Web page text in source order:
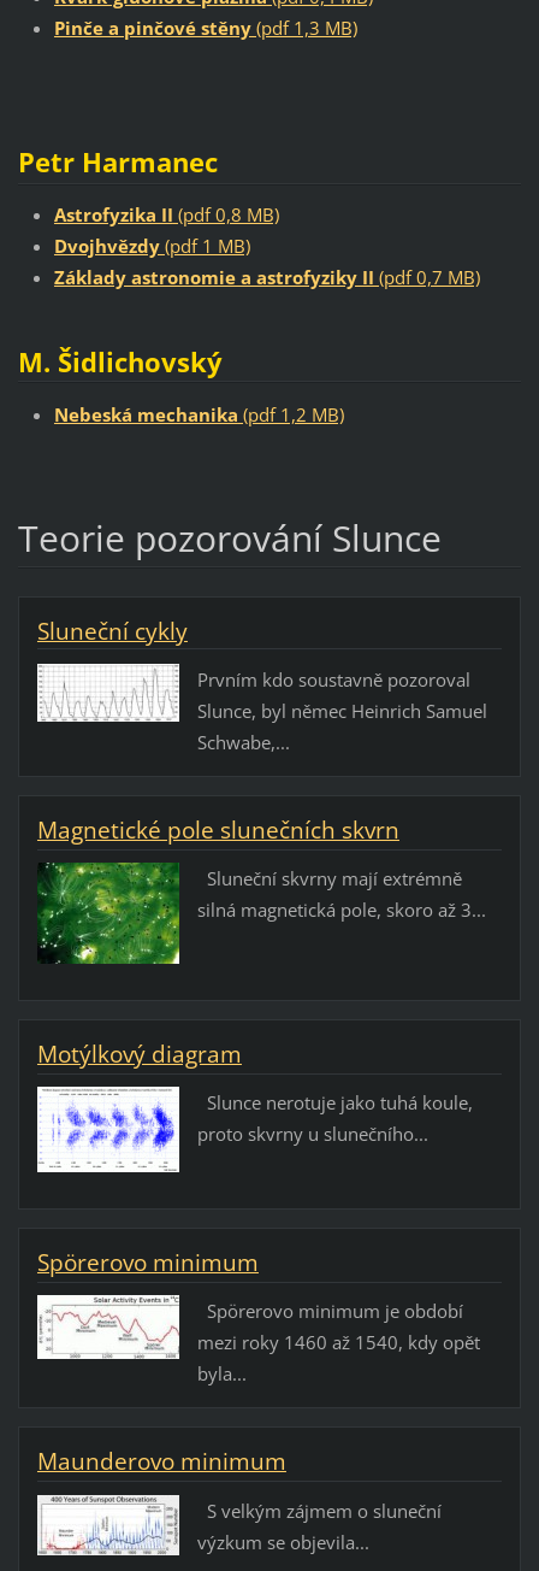
Pinče a pinčové stěny(pdf 1,3 MB)
Petr Harmanec
Astrofyzika II (pdf 0,8 MB)
Dvojhvězdy (pdf 1 MB)
Základy astronomie a astrofyziky II (pdf 0,7 MB)
M. Šidlichovský
Nebeská mechanika (pdf 1,2 MB)
Teorie pozorování Slunce
Sluneční cykly
Prvním kdo soustavně pozoroval
Slunce, byl němec Heinrich Samuel
Schwabe,...
Magnetické pole slunečních skvrn
Sluneční skvrny mají extrémně
silná magnetická pole, skoro až 3...
Motýlkový diagram
Slunce nerotuje jako tuhá koule,
proto skvrny u slunečního...
Spörerovo minimum
Spörerovo minimum je období
mezi roky 1460 až 1540, kdy opět
byla...
Maunderovo minimum
S velkým zájmem o sluneční
výzkum se objevila...